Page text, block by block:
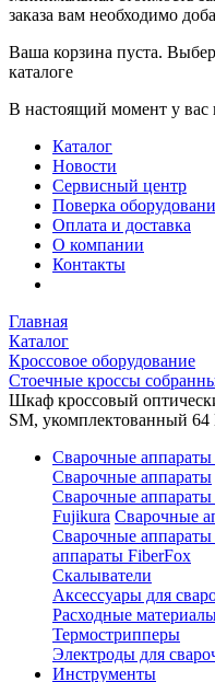
заказа вам необходимо
Ваша корзина пуста.
каталоге
В настоящий момент у вас
Каталог
Новости
Сервисный центр
Поверка
Оплата и доставка
О компании
Контакты
Главная
Каталог
Кроссовое оборудование
Стоечные кроссы
Шкаф кроссовый
SM, укомплектованный
Сварочные
Сварочные аппараты
Сварочные
Fujikura Сварочные
Сварочные аппараты
аппараты FiberFox
Скалыватели
Аксессуары для
Расходные
Термострипперы
Электроды для
Инструменты